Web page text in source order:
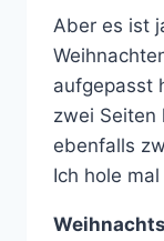
Aber es ist
aufgepasst
zwei Seiten
ebenfalls
Ich hole mal